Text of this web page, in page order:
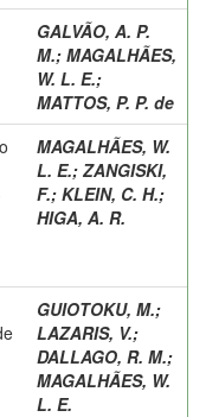
GALVÃO, A. P.
M.; MAGALHÃES,
W. L. E.;
MATTOS, P. P. de
MAGALHÃES, W.
L. E.; ZANGISKI,
F.; KLEIN, C. H.;
HIGA, A. R.
GUIOTOKU, M.;
LAZARIS, V.;
DALLAGO, R. M.;
MAGALHÃES, W.
L. E.